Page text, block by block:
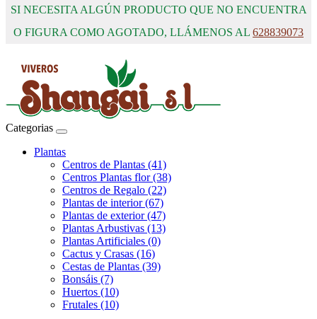
SI NECESITA ALGÚN PRODUCTO QUE NO ENCUENTRA
O FIGURA COMO AGOTADO, LLÁMENOS AL 628839073
Categorias
Plantas
Centros de Plantas (41)
Centros Plantas flor (38)
Centros de Regalo (22)
Plantas de interior (67)
Plantas de exterior (47)
Plantas Arbustivas (13)
Plantas Artificiales (0)
Cactus y Crasas (16)
Cestas de Plantas (39)
Bonsáis (7)
Huertos (10)
Frutales (10)